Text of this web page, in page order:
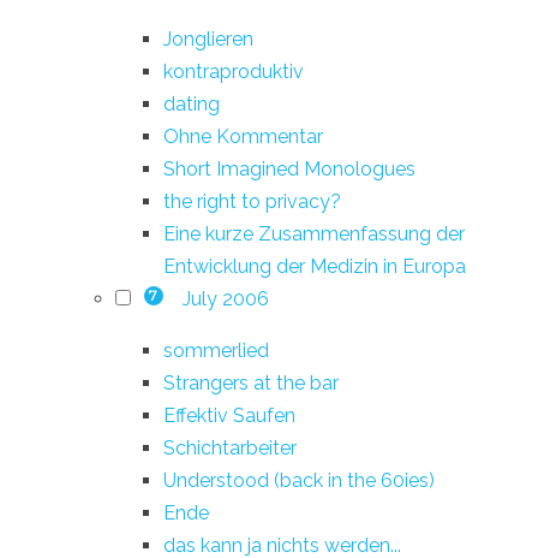
Jonglieren
kontraproduktiv
dating
Ohne Kommentar
Short Imagined Monologues
the right to privacy?
Eine kurze Zusammenfassung der
Entwicklung der Medizin in Europa
7 July 2006
sommerlied
Strangers at the bar
Effektiv Saufen
Schichtarbeiter
Understood (back in the 60ies)
Ende
das kann ja nichts werden...